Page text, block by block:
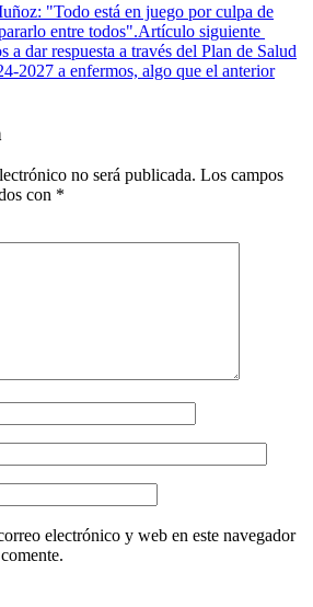
"Todo está en juego por culpa de
entre todos".Artículo siguiente
dar respuesta a través del Plan de Salud
2027 a enfermos, algo que el anterior
no será publicada. Los campos
con *
electrónico y web en este navegador